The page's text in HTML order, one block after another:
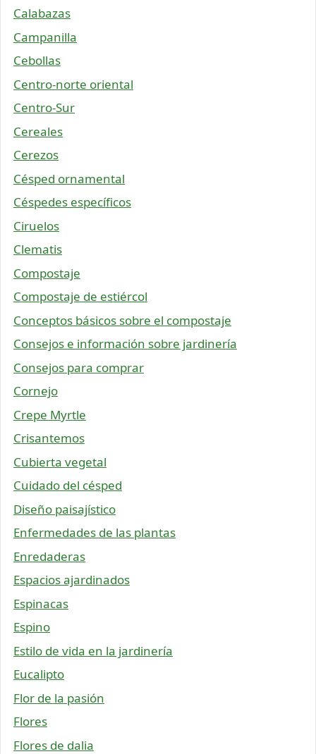
Calabazas
Campanilla
Cebollas
Centro-norte oriental
Centro-Sur
Cereales
Cerezos
Césped ornamental
Céspedes específicos
Ciruelos
Clematis
Compostaje
Compostaje de estiércol
Conceptos básicos sobre el compostaje
Consejos e información sobre jardinería
Consejos para comprar
Cornejo
Crepe Myrtle
Crisantemos
Cubierta vegetal
Cuidado del césped
Diseño paisajístico
Enfermedades de las plantas
Enredaderas
Espacios ajardinados
Espinacas
Espino
Estilo de vida en la jardinería
Eucalipto
Flor de la pasión
Flores
Flores de dalia